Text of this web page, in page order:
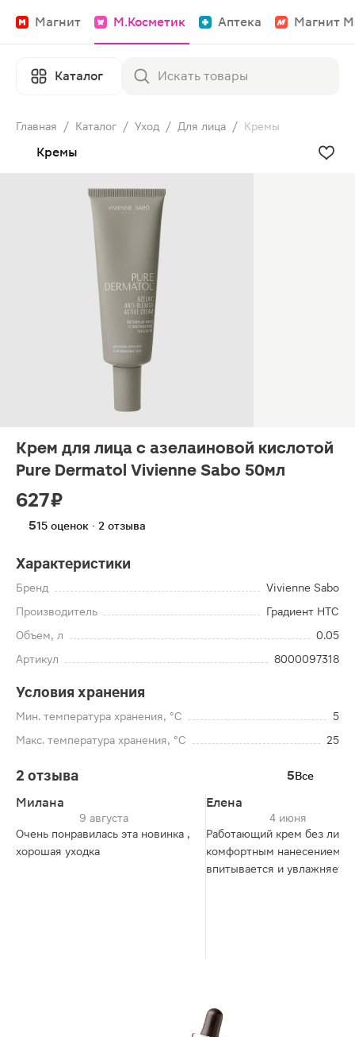
Магнит М.Косметик Аптека Магнит
Каталог
Главная / Каталог / Уход / Для лица / Кремы
Кремы
Крем для лица с азелаиновой кислотой
Pure Dermatol Vivienne Sabo 50мл
627 ₽
515 оценок · 2 отзыва
Характеристики
Бренд
Vivienne Sabo
Производитель
Градиент НТС
Объем, л
0.05
Артикул
8000097318
Условия хранения
Мин. температура хранения, °C
5
Макс. температура хранения, °C
25
2 отзыва 5Все
Милана
9 августа
Очень понравилась эта новинка ,
хорошая уходка
Елена
4 июня
Работающий крем без
комфортным нанесением,
впитывается и увлажняет